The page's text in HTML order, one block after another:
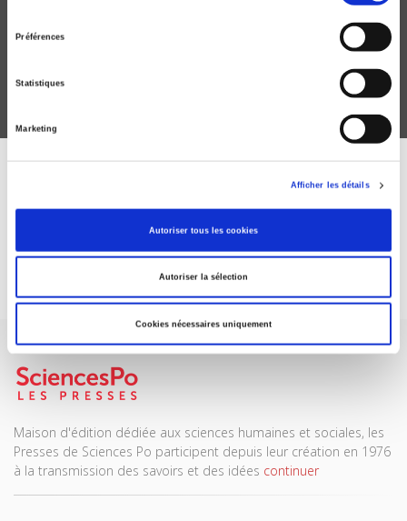
Préférences
Statistiques
Marketing
Afficher les détails
Autoriser tous les cookies
Autoriser la sélection
Cookies nécessaires uniquement
ABONNEZ-VOUS À NOS
REVUES
Je m’abonne
Maison d'édition dédiée aux sciences humaines et sociales, les
Presses de Sciences Po participent depuis leur création en 1976
à la transmission des savoirs et des idées continuer